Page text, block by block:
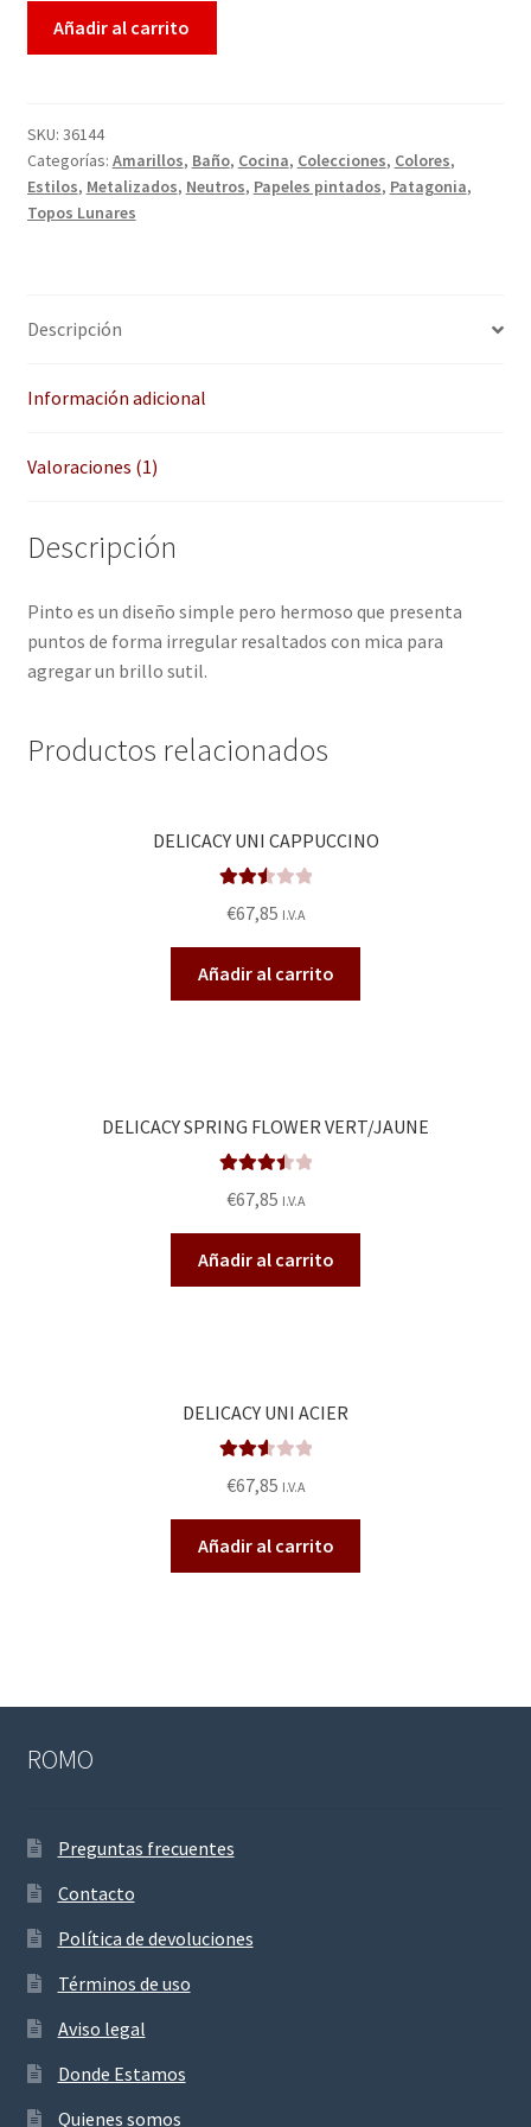
Términos de uso
Tienda
Añadir al carrito
SKU: 36144
Categorías: Amarillos, Baño, Cocina, Colecciones, Colores,
Estilos, Metalizados, Neutros, Papeles pintados, Patagonia,
Topos Lunares
Descripción
Información adicional
Valoraciones (1)
Descripción
Pinto es un diseño simple pero hermoso que presenta
puntos de forma irregular resaltados con mica para
agregar un brillo sutil.
Productos relacionados
DELICACY UNI CAPPUCCINO
do en
2.56
de 5
€67,85 I.V.A
Añadir al carrito
DELICACY SPRING FLOWER VERT/JAUNE
3.50
de 5
€67,85 I.V.A
Añadir al carrito
DELICACY UNI ACIER
do en
2.66
de 5
€67,85 I.V.A
Añadir al carrito
ROMO
Preguntas frecuentes
Contacto
Política de devoluciones
Términos de uso
Aviso legal
Donde Estamos
Quienes somos